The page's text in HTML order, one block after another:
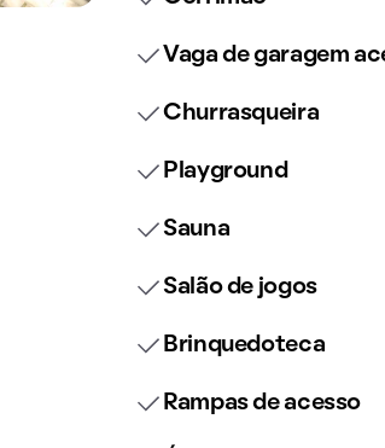
Vaga de garagem
Churrasqueira
Playground
Sauna
Salão de jogos
Brinquedoteca
Rampas de acesso